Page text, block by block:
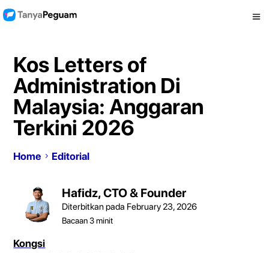
Kos Letters of
Administration Di
Malaysia: Anggaran
Terkini 2026
Home Editorial
Hafidz, CTO & Founder
Diterbitkan pada February 23, 2026
Bacaan3minit
Kongsi